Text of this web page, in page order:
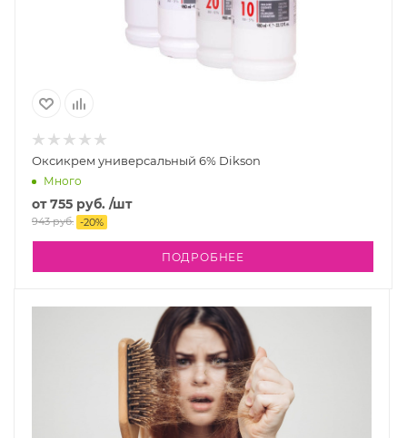
Оксикрем универсальный 6% Dikson
Много
от755 руб. /шт
943 руб. -20%
ПОДРОБНЕЕ